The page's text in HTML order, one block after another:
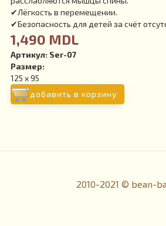
✔Лёгкость в перемещении.
✔Безопасность для детей за счёт
1,490 MDL
Артикул: Ser-07
Размер:
125 x 95
добавить в корзину
2010-2021 © bean-